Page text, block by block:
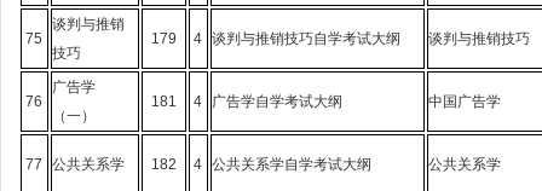
75
谈判与推销
技巧
179 4 谈判与推销技巧自学考试大纲 谈判与推销技巧
76
广告学
（一）
181 4 广告学自学考试大纲 中国广告学
77 公共关系学 182 4 公共关系学自学考试大纲 公共关系学